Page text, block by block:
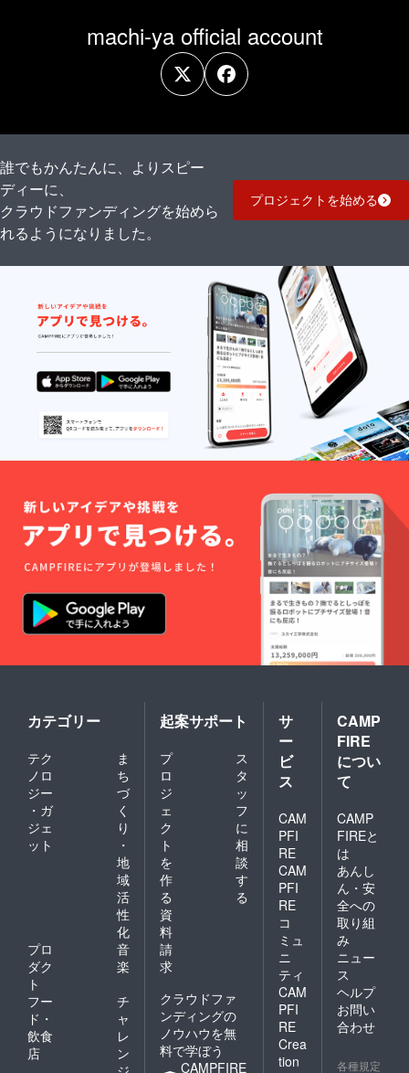
ター：support@rutawa.com
machi-ya official account
誰でもかんたんに、よりスピー
ディーに、
クラウドファンディングを始めら
れるようになりました。
プロジェクトを始める
カテゴリー
テク
ノロ
ジー
・ガ
ジェ
ット
ま
ち
づ
く
り
・
地
域
活
性
化
プロ
ダク
ト
音
楽
フー
ド・
飲食
店
チ
ャ
レ
ン
起案サポート
プ
ロ
ジ
ェ
ク
ト
を
作
る
ス
タ
ッ
フ
に
相
談
す
る
資
料
請
求
クラウドファ
ンディングの
ノウハウを無
料で学ぼう
CAMPFIRE
サ
ー
ビ
ス
CAM
PFI
RE
CAM
PFI
RE
コ
ミュ
ニ
ティ
CAM
PFI
RE
Crea
tion
CAMP
FIRE
につい
て
CAMP
FIREと
は
あんし
ん・安
全への
取り組
み
ニュー
ス
ヘルプ
お問い
合わせ
各種規定